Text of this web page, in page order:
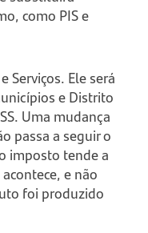
como PIS e
Serviços. Ele será
e Distrito
Uma mudança
passa a seguir o
imposto tende a
e não
foi produzido